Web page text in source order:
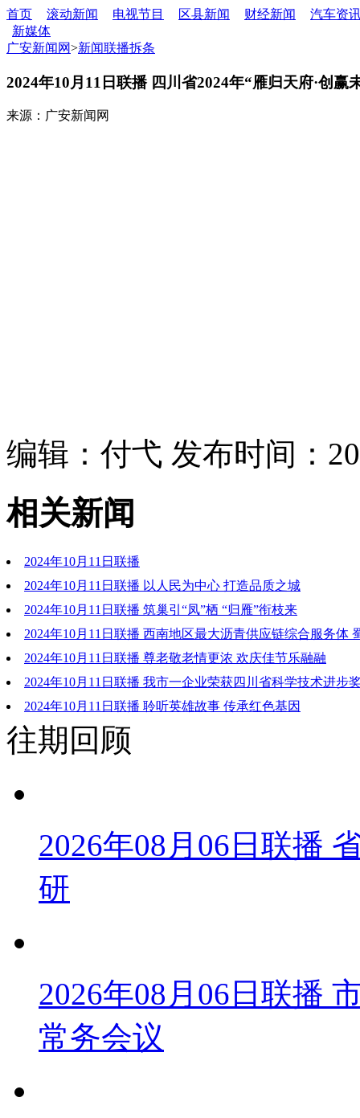
首页 滚动新闻 电视节目 区县新闻 财经新闻
汽车资
新媒体
广安新闻网>新闻联播拆条
2024年10月11日联播 四川省2024年“雁归天府·创
来源：广安新闻网
编辑：付弋 发布时间：
相关新闻
2024年10月11日联播
2024年10月11日联播 以人民为中心 打造品质之城
2024年10月11日联播 筑巢引“凤”栖 “归雁”衔枝来
2024年10月11日联播 西南地区最大沥青供应链综合服务体
安路面材料基地投产
2024年10月11日联播 尊老敬老情更浓 欢庆佳节乐融融
2024年10月11日联播 我市一企业荣获四川省科学技术进步
2024年10月11日联播 聆听英雄故事 传承红色基因
往期回顾
2026年08月06日联播
研
2026年08月06日联播
常务会议